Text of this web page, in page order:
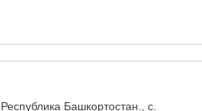
Республика Башкортостан., с.